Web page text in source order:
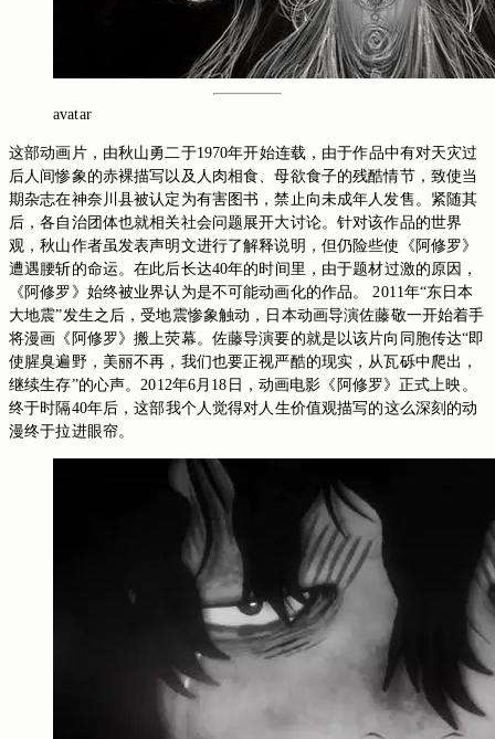
avatar
这部动画片，由秋山勇二于1970年开始连载，由于作品中有对天灾过
后人间惨象的赤裸描写以及人肉相食、母欲食子的残酷情节，致使当
期杂志在神奈川县被认定为有害图书，禁止向未成年人发售。紧随其
后，各自治团体也就相关社会问题展开大讨论。针对该作品的世界
观，秋山作者虽发表声明文进行了解释说明，但仍险些使《阿修罗》
遭遇腰斩的命运。在此后长达40年的时间里，由于题材过激的原因，
《阿修罗》始终被业界认为是不可能动画化的作品。 2011年“东日本
大地震”发生之后，受地震惨象触动，日本动画导演佐藤敬一开始着手
将漫画《阿修罗》搬上荧幕。佐藤导演要的就是以该片向同胞传达“即
使腥臭遍野，美丽不再，我们也要正视严酷的现实，从瓦砾中爬出，
继续生存”的心声。2012年6月18日，动画电影《阿修罗》正式上映。
终于时隔40年后，这部我个人觉得对人生价值观描写的这么深刻的动
漫终于拉进眼帘。